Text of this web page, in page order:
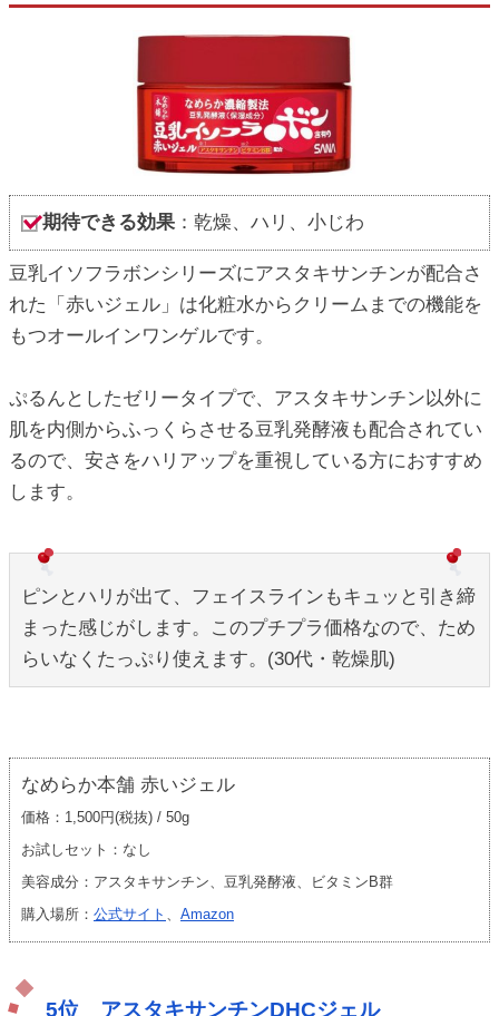
期待できる効果 ：乾燥、ハリ、小じわ
豆乳イソフラボンシリーズにアスタキサンチンが配合さ
れた「赤いジェル」は化粧水からクリームまでの機能を
もつオールインワンゲルです。
ぷるんとしたゼリータイプで、アスタキサンチン以外に
肌を内側からふっくらさせる豆乳発酵液も配合されてい
るので、安さをハリアップを重視している方におすすめ
します。
ピンとハリが出て、フェイスラインもキュッと引き締
まった感じがします。このプチプラ価格なので、ため
らいなくたっぷり使えます。(30代・乾燥肌)
なめらか本舗 赤いジェル
価格：1,500円(税抜) / 50g
お試しセット：なし
美容成分：アスタキサンチン、豆乳発酵液、ビタミンB群
購入場所： 公式サイト 、 Amazon
5位 アスタキサンチンDHCジェル